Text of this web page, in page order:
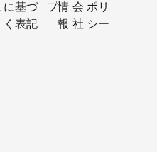
に基づ
く表記
プ情
報
会
社
ポリ
シー